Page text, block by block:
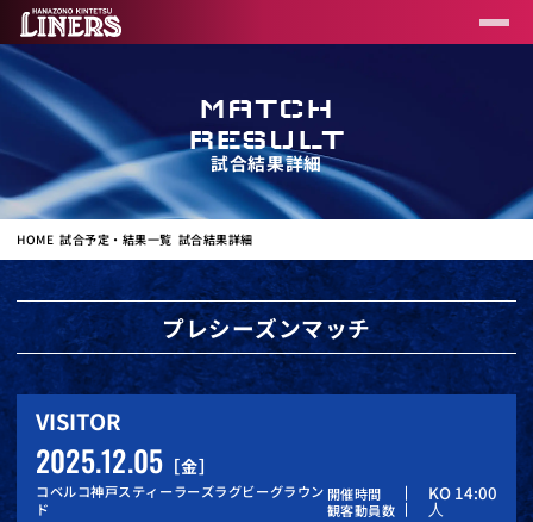
MATCH
RESULT
試合結果詳細
HOME 試合予定・結果一覧 試合結果詳細
プレシーズンマッチ
VISITOR
2025.12.05 金
コベルコ神戸スティーラーズラグビーグラウン
ド
開催時間 KO 14:00
観客動員数 人